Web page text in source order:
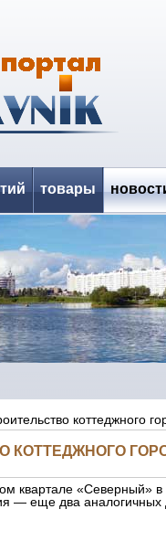
товары
коттеджного
КОТТЕДЖНОГО
квартале «Северный» в
— еще два